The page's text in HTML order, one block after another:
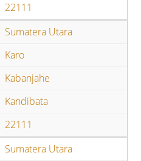
22111
Sumatera Utara
Karo
Kabanjahe
Kandibata
22111
Sumatera Utara